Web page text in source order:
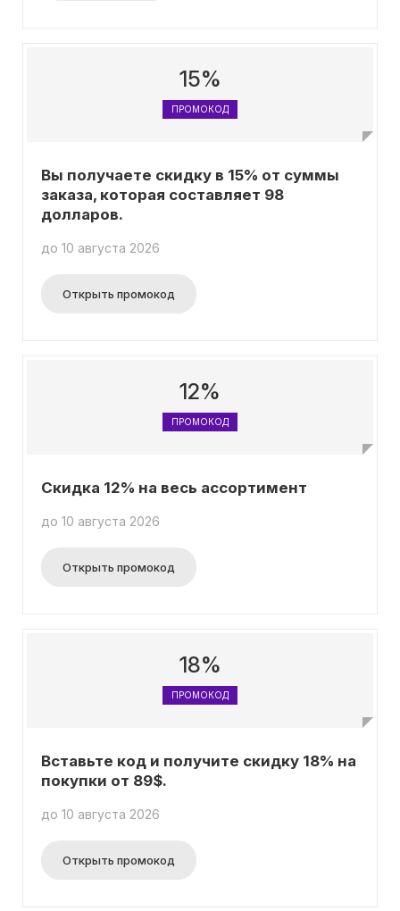
15%
ПРОМОКОД
Вы получаете скидку в 15% от суммы
заказа, которая составляет 98
долларов.
до 10 августа 2026
Открыть промокод
12%
ПРОМОКОД
Скидка 12% на весь ассортимент
до 10 августа 2026
Открыть промокод
18%
ПРОМОКОД
Вставьте код и получите скидку 18% на
покупки от 89$.
до 10 августа 2026
Открыть промокод